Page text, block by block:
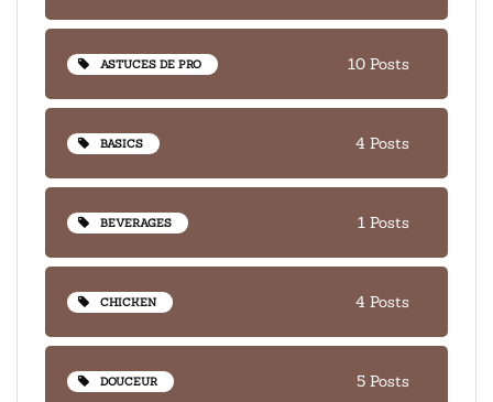
ASTUCES DE PRO 10 Posts
BASICS 4 Posts
BEVERAGES 1 Posts
CHICKEN 4 Posts
DOUCEUR 5 Posts